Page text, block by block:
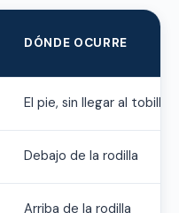
DÓNDE OCURRE
El pie, sin llegar al tobillo
Debajo de la rodilla
Arriba de la rodilla